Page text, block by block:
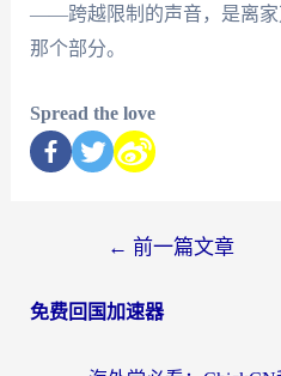
——跨越限制的声音，是离家
那个部分。
Spread the love
← 前一篇文章
免费回国加速器